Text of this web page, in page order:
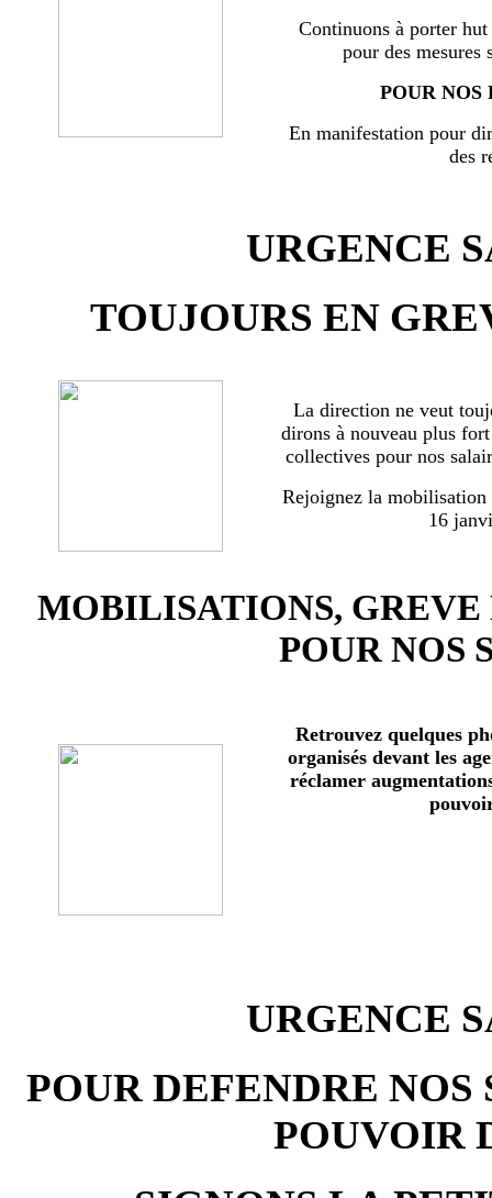
Continuons à porter
pour des mesures
POUR NOS
En manifestation pour
des
URGENCE
TOUJOURS EN
La direction ne veut
dirons à nouveau plus
collectives pour nos
Rejoignez la mobilisation
16
MOBILISATIONS,
POUR NOS
Retrouvez quelques
organisés devant les
réclamer
URGENCE
POUR DEFENDRE
POUVOIR